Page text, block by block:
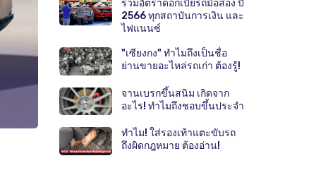
รวมอัตราดอกเบี้ยรถมือสอง ปี
2566 ทุกสถาบันการเงิน และ
ไฟแนนซ์
"เซียงกง" ทำไมถึงเป็นชื่อ
ย่านขายอะไหล่รถเก่า ต้องรู้!
จานเบรกขึ้นสนิม เกิดจาก
อะไร! ทำไมถึงชอบขึ้นประจำ
ทำไม! ใส่รองเท้าแตะขับรถ
ถึงผิดกฎหมาย ต้องอ่าน!